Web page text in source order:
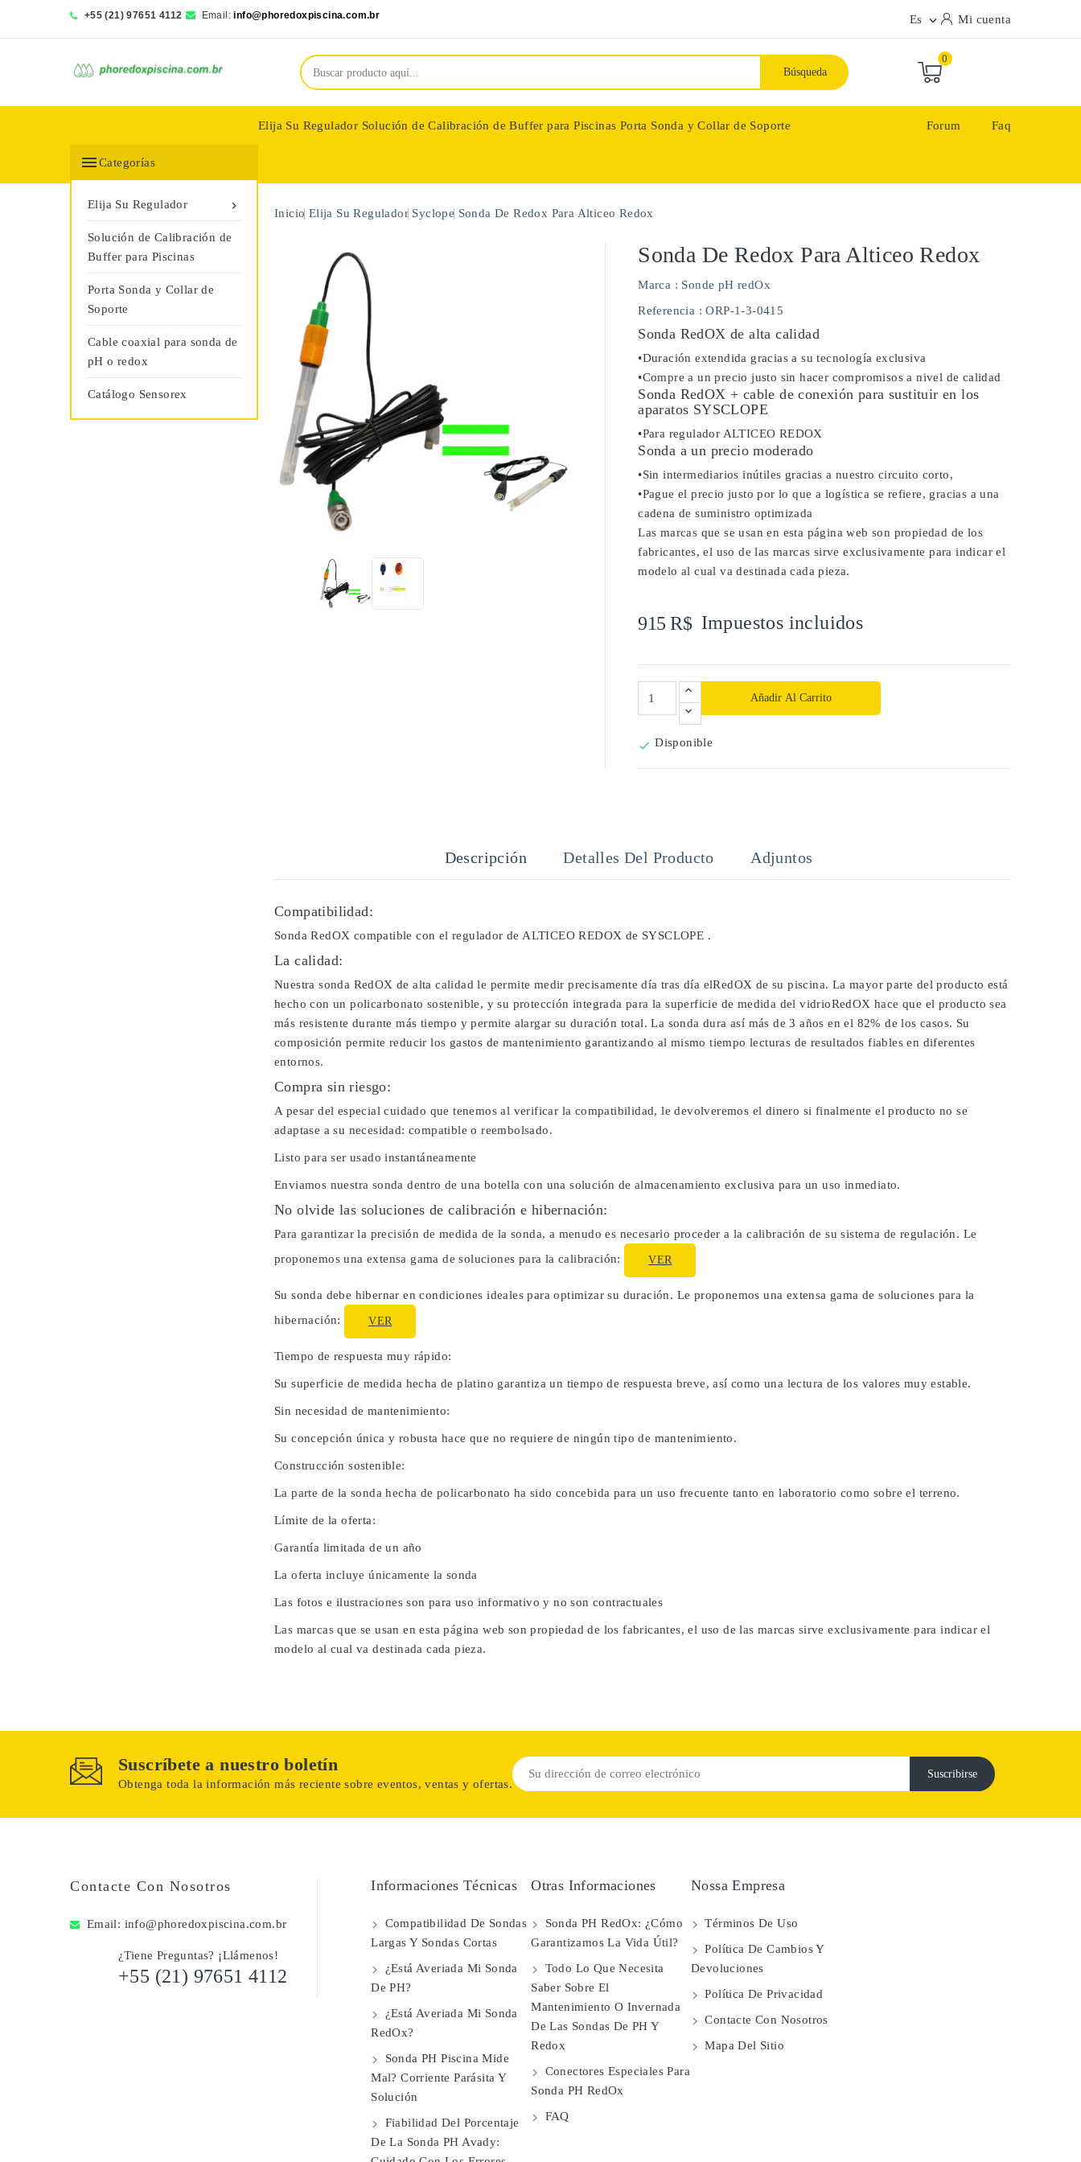
+55 (21) 97651 4112 Email: info@phoredoxpiscina.com.br Es  Mi cuenta
Búsqueda
0
Elija Su Regulador Solución de Calibración de Buffer para Piscinas Porta Sonda y Collar de Soporte Forum Faq
Categorías

Elija Su Regulador
Solución de Calibración de
Buffer para Piscinas
Porta Sonda y Collar de
Soporte
Cable coaxial para sonda de
pH o redox
Catálogo Sensorex
Inicio Elija Su Regulador Syclope Sonda De Redox Para Alticeo Redox
Sonda De Redox Para Alticeo Redox
Marca : Sonde pH redOx
Referencia : ORP-1-3-0415
Sonda RedOX de alta calidad
•Duración extendida gracias a su tecnología exclusiva
•Compre a un precio justo sin hacer compromisos a nivel de calidad
Sonda RedOX + cable de conexión para sustituir en los
aparatos SYSCLOPE
•Para regulador ALTICEO REDOX
Sonda a un precio moderado
•Sin intermediarios inútiles gracias a nuestro circuito corto,
•Pague el precio justo por lo que a logística se refiere, gracias a una
cadena de suministro optimizada
Las marcas que se usan en esta página web son propiedad de los
fabricantes, el uso de las marcas sirve exclusivamente para indicar el
modelo al cual va destinada cada pieza.
915 R$ Impuestos incluidos
Añadir Al Carrito
 Disponible
Descripción Detalles Del Producto Adjuntos
Compatibilidad:
Sonda RedOX compatible con el regulador de ALTICEO REDOX de SYSCLOPE .
La calidad:
Nuestra sonda RedOX de alta calidad le permite medir precisamente día tras día elRedOX de su piscina. La mayor parte del producto está
hecho con un policarbonato sostenible, y su protección integrada para la superficie de medida del vidrioRedOX hace que el producto sea
más resistente durante más tiempo y permite alargar su duración total. La sonda dura así más de 3 años en el 82% de los casos. Su
composición permite reducir los gastos de mantenimiento garantizando al mismo tiempo lecturas de resultados fiables en diferentes
entornos.
Compra sin riesgo:
A pesar del especial cuidado que tenemos al verificar la compatibilidad, le devolveremos el dinero si finalmente el producto no se
adaptase a su necesidad: compatible o reembolsado.
Listo para ser usado instantáneamente
Enviamos nuestra sonda dentro de una botella con una solución de almacenamiento exclusiva para un uso inmediato.
No olvide las soluciones de calibración e hibernación:
Para garantizar la precisión de medida de la sonda, a menudo es necesario proceder a la calibración de su sistema de regulación. Le
proponemos una extensa gama de soluciones para la calibración:
VER
Su sonda debe hibernar en condiciones ideales para optimizar su duración. Le proponemos una extensa gama de soluciones para la
hibernación:
VER
Tiempo de respuesta muy rápido:
Su superficie de medida hecha de platino garantiza un tiempo de respuesta breve, así como una lectura de los valores muy estable.
Sin necesidad de mantenimiento:
Su concepción única y robusta hace que no requiere de ningún tipo de mantenimiento.
Construcción sostenible:
La parte de la sonda hecha de policarbonato ha sido concebida para un uso frecuente tanto en laboratorio como sobre el terreno.
Límite de la oferta:
Garantía limitada de un año
La oferta incluye únicamente la sonda
Las fotos e ilustraciones son para uso informativo y no son contractuales
Las marcas que se usan en esta página web son propiedad de los fabricantes, el uso de las marcas sirve exclusivamente para indicar el
modelo al cual va destinada cada pieza.
Suscríbete a nuestro boletín
Obtenga toda la información más reciente sobre eventos, ventas y ofertas.
Contacte Con Nosotros
Email: info@phoredoxpiscina.com.br
¿Tiene Preguntas? ¡Llámenos!
+55 (21) 97651 4112
Informaciones Técnicas
Compatibilidad De Sondas
Largas Y Sondas Cortas
¿Está Averiada Mi Sonda
De PH?
¿Está Averiada Mi Sonda
RedOx?
Sonda PH Piscina Mide
Mal? Corriente Parásita Y
Solución
Fiabilidad Del Porcentaje
De La Sonda PH Avady:
Otras Informaciones
Sonda PH RedOx: ¿Cómo
Garantizamos La Vida Útil?
Todo Lo Que Necesita
Saber Sobre El
Mantenimiento O Invernada
De Las Sondas De PH Y
Redox
Conectores Especiales Para
Sonda PH RedOx
FAQ
Nossa Empresa
Términos De Uso
Política De Cambios Y
Devoluciones
Política De Privacidad
Contacte Con Nosotros
Mapa Del Sitio